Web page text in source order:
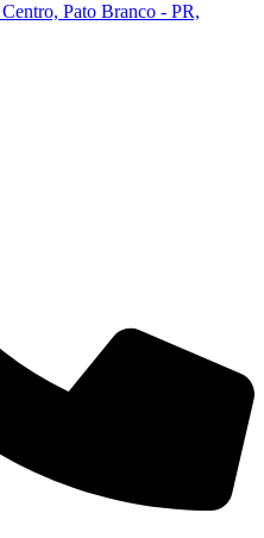
Pato Branco - PR,